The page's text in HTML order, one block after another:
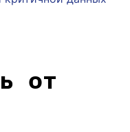
от